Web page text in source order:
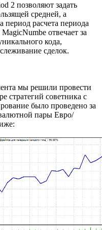
2 позволяют задать
средней, а
период расчета периода
отвечает за
кода,
сделок.
мы решили провести
стратегий советника с
было проведено за
пары Евро/